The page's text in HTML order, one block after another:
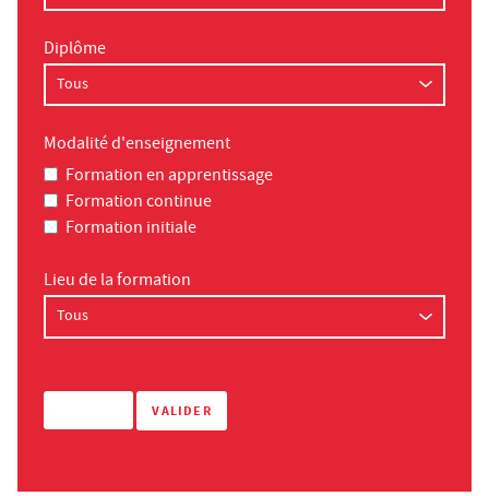
Diplôme
Modalité d'enseignement
Formation en apprentissage
Formation continue
Formation initiale
Lieu de la formation